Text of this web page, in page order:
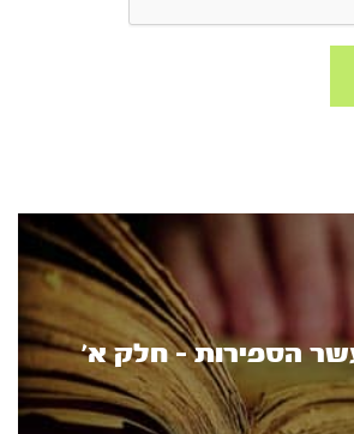
הספירות - חלק א’